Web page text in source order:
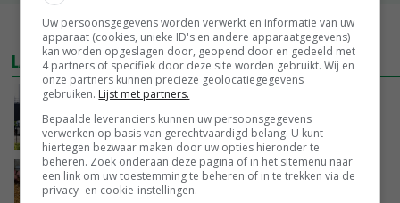
MEER MARKTPRIJZEN
LAATSTE NIEUWS
Gemiddelde Europese melkprijs daalt licht in
juni
GISTEREN, 17:04
Frans onderzoekcentrum bestrijkt hele
varkensvleesketen
Uw persoonsgegevens worden verwerkt en informatie van uw
apparaat (cookies, unieke ID's en andere apparaatgegevens)
kan worden opgeslagen door, geopend door en gedeeld met
4 partners of specifiek door deze site worden gebruikt. Wij en
onze partners kunnen precieze geolocatiegegevens
gebruiken. Lijst met partners.
Bepaalde leveranciers kunnen uw persoonsgegevens
verwerken op basis van gerechtvaardigd belang. U kunt
hiertegen bezwaar maken door uw opties hieronder te
beheren. Zoek onderaan deze pagina of in het sitemenu naar
een link om uw toestemming te beheren of in te trekken via de
privacy- en cookie-instellingen.